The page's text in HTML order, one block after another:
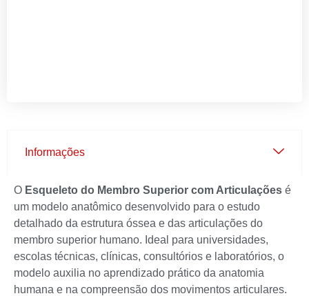
Informações
O Esqueleto do Membro Superior com Articulações é
um modelo anatômico desenvolvido para o estudo
detalhado da estrutura óssea e das articulações do
membro superior humano. Ideal para universidades,
escolas técnicas, clínicas, consultórios e laboratórios, o
modelo auxilia no aprendizado prático da anatomia
humana e na compreensão dos movimentos articulares.